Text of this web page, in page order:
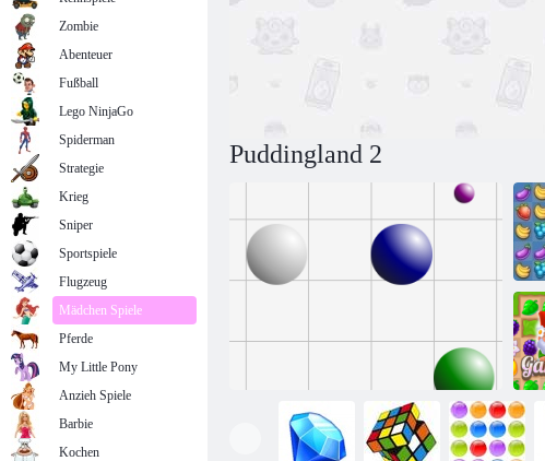
Puddingland 2
Zombie
Abenteuer
Fußball
Lego NinjaGo
Spiderman
Strategie
Krieg
Sniper
Sportspiele
Flugzeug
Mädchen Spiele
Pferde
My Little Pony
Anzieh Spiele
Barbie
Kochen